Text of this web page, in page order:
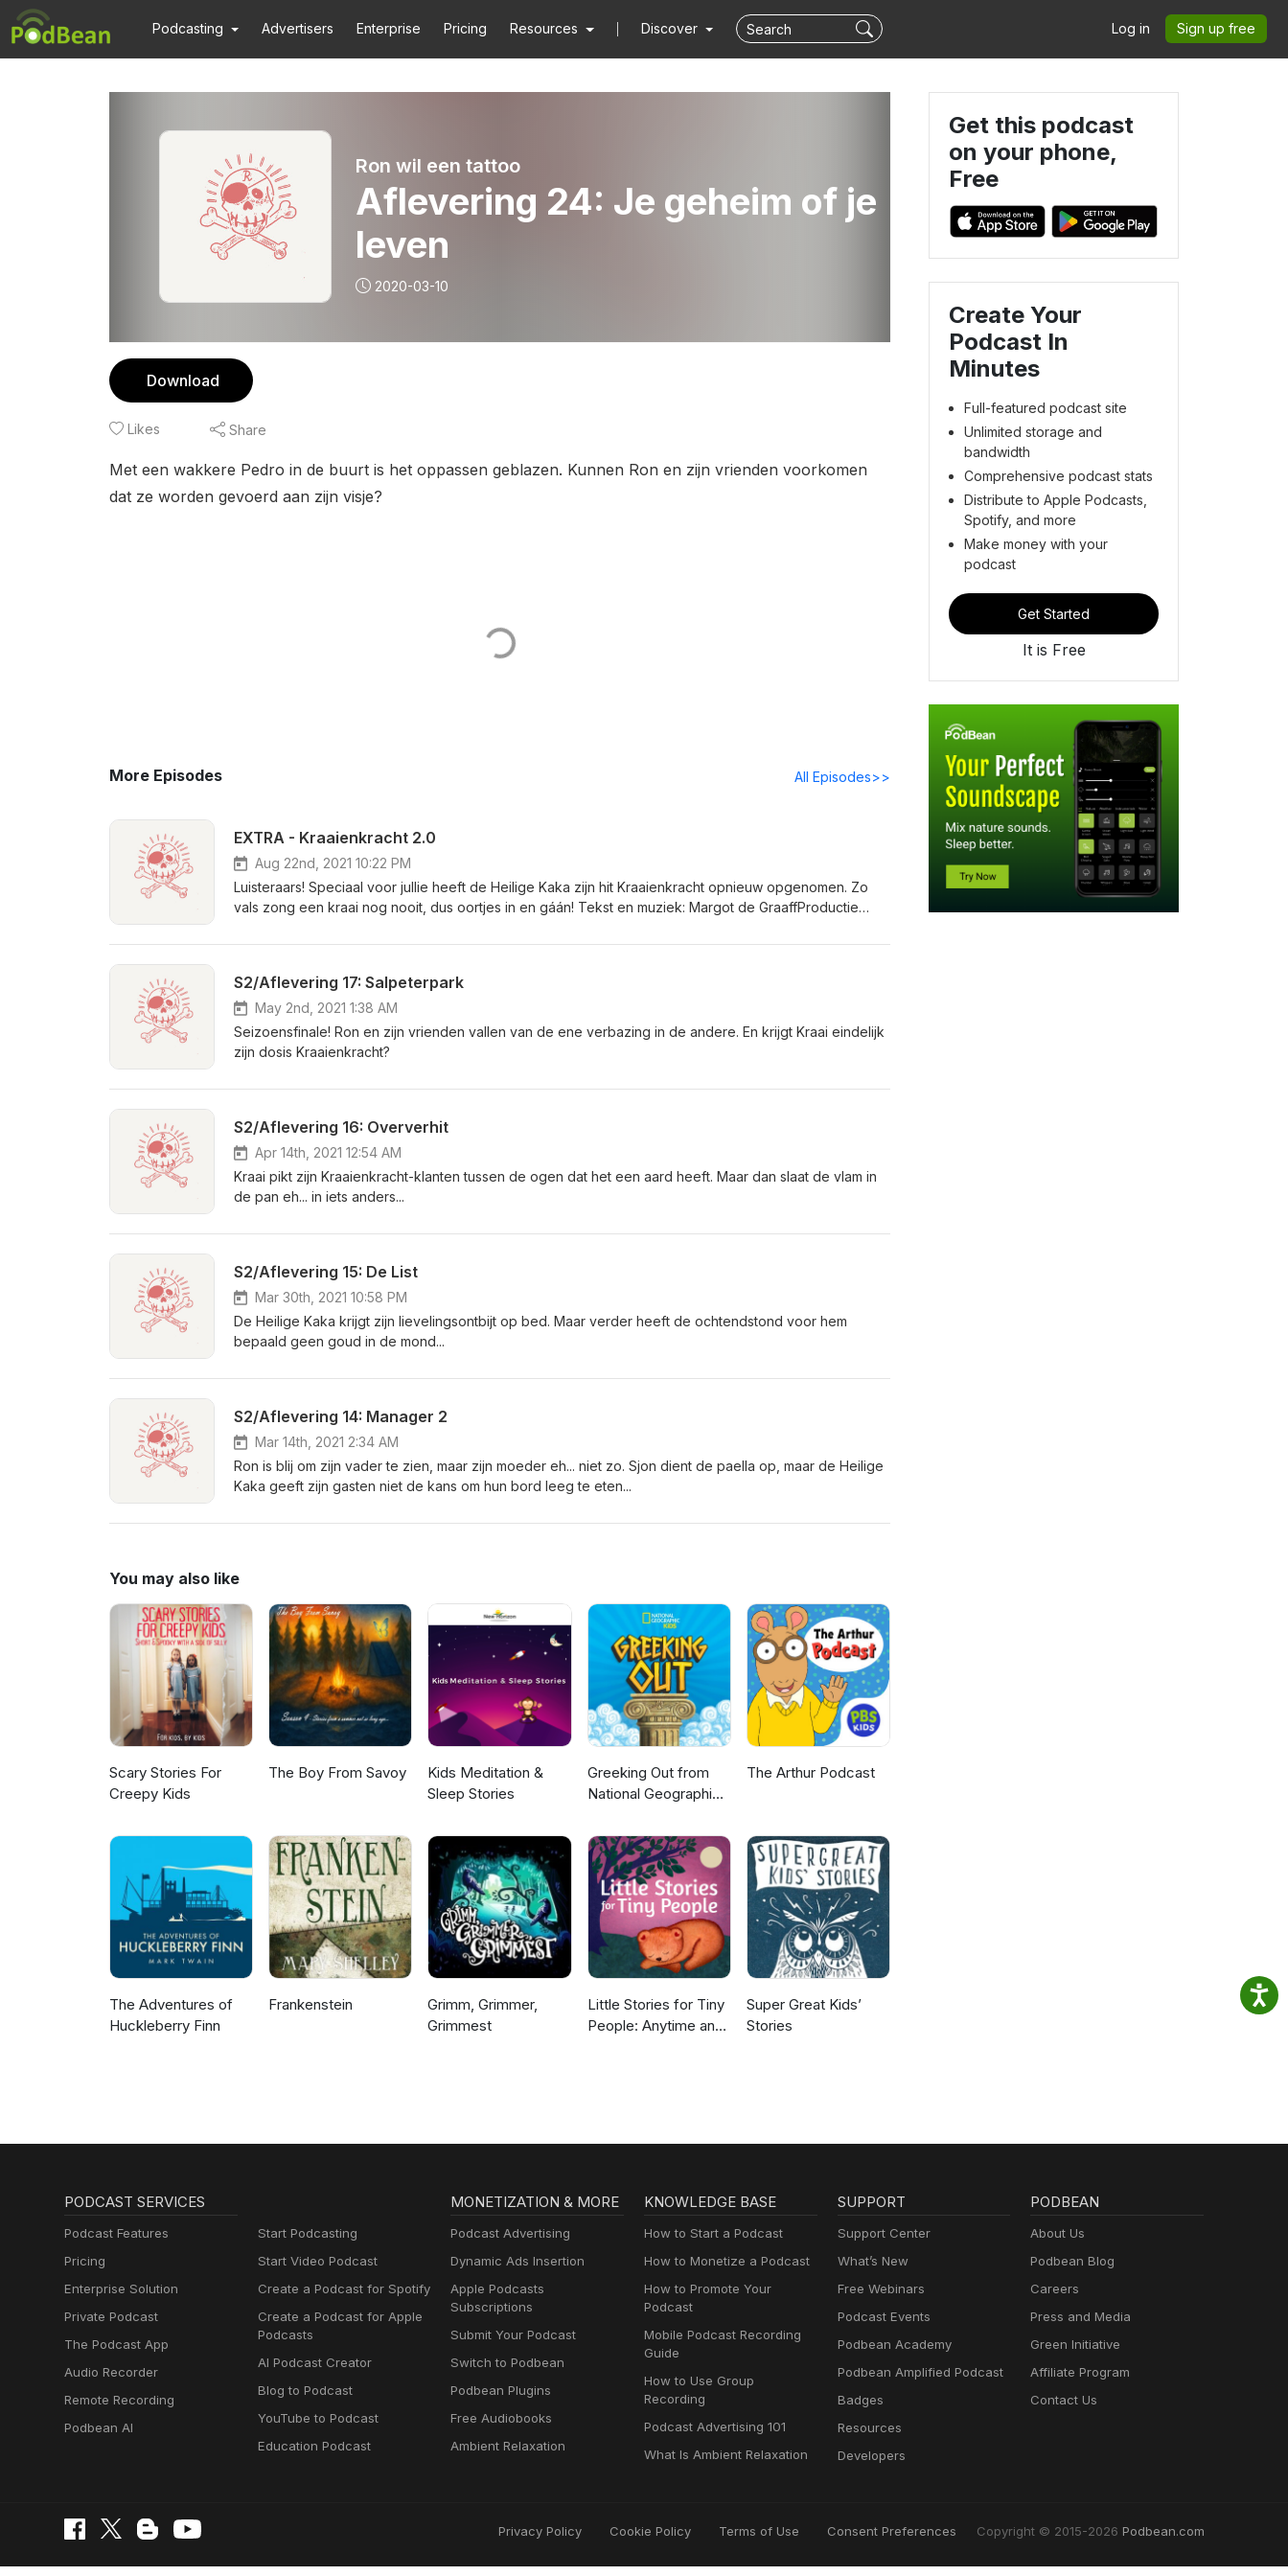
Podcasting Advertisers Enterprise Pricing Resources Discover Log in Sign up free
Ron wil een tattoo
Aflevering 24: Je geheim of je
leven
2020-03-10
Download
Likes Share
Met een wakkere Pedro in de buurt is het oppassen geblazen. Kunnen Ron en zijn vrienden voorkomen
dat ze worden gevoerd aan zijn visje?
More Episodes All Episodes>>
EXTRA - Kraaienkracht 2.0
Aug 22nd, 2021 10:22 PM
Luisteraars! Speciaal voor jullie heeft de Heilige Kaka zijn hit Kraaienkracht opnieuw opgenomen. Zo
vals zong een kraai nog nooit, dus oortjes in en gáán! Tekst en muziek: Margot de GraaffProductie
podcast Gitaarmannen
S2/Aflevering 17: Salpeterpark
May 2nd, 2021 1:38 AM
Seizoensfinale! Ron en zijn vrienden vallen van de ene verbazing in de andere. En krijgt Kraai eindelijk
zijn dosis Kraaienkracht?
S2/Aflevering 16: Oververhit
Apr 14th, 2021 12:54 AM
Kraai pikt zijn Kraaienkracht-klanten tussen de ogen dat het een aard heeft. Maar dan slaat de vlam in
de pan eh... in iets anders...
S2/Aflevering 15: De List
Mar 30th, 2021 10:58 PM
De Heilige Kaka krijgt zijn lievelingsontbijt op bed. Maar verder heeft de ochtendstond voor hem
bepaald geen goud in de mond...
S2/Aflevering 14: Manager 2
Mar 14th, 2021 2:34 AM
Ron is blij om zijn vader te zien, maar zijn moeder eh... niet zo. Sjon dient de paella op, maar de Heilige
Kaka geeft zijn gasten niet de kans om hun bord leeg te eten...
You may also like
Scary Stories For
Creepy Kids
The Boy From Savoy
Kids Meditation &
Sleep Stories
Greeking Out from
National Geographic
The Arthur Podcast
The Adventures of
Huckleberry Finn
Frankenstein
Grimm, Grimmer,
Grimmest
Little Stories for Tiny
People: Anytime and
Super Great Kids’
Stories
Get this podcast
on your phone,
Free
Create Your
Podcast In
Minutes
Full-featured podcast site
Unlimited storage and
bandwidth
Comprehensive podcast stats
Distribute to Apple Podcasts,
Spotify, and more
Make money with your
podcast
Get Started
It is Free
PODCAST SERVICES
Podcast Features
Pricing
Enterprise Solution
Private Podcast
The Podcast App
Audio Recorder
Remote Recording
Podbean AI
Start Podcasting
Start Video Podcast
Create a Podcast for Spotify
Create a Podcast for Apple
Podcasts
AI Podcast Creator
Blog to Podcast
YouTube to Podcast
Education Podcast
MONETIZATION & MORE
Podcast Advertising
Dynamic Ads Insertion
Apple Podcasts
Subscriptions
Submit Your Podcast
Switch to Podbean
Podbean Plugins
Free Audiobooks
Ambient Relaxation
KNOWLEDGE BASE
How to Start a Podcast
How to Monetize a Podcast
How to Promote Your
Podcast
Mobile Podcast Recording
Guide
How to Use Group
Recording
Podcast Advertising 101
What Is Ambient Relaxation
SUPPORT
Support Center
What’s New
Free Webinars
Podcast Events
Podbean Academy
Podbean Amplified Podcast
Badges
Resources
Developers
PODBEAN
About Us
Podbean Blog
Careers
Press and Media
Green Initiative
Affiliate Program
Contact Us
Privacy Policy Cookie Policy Terms of Use Consent Preferences Copyright © 2015-2026 Podbean.com